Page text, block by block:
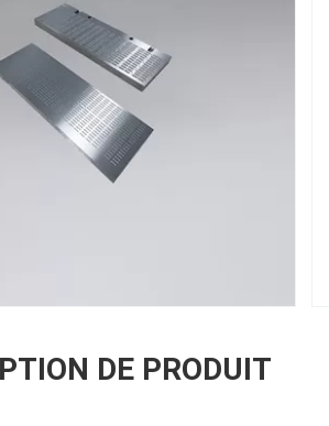
DE PRODUIT